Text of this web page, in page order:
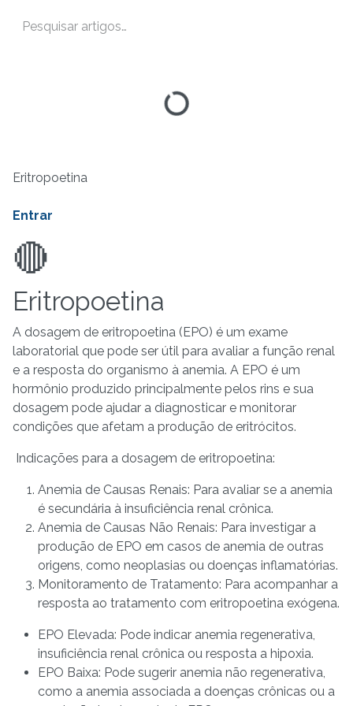
Eritropoetina
Entrar
🔴
Eritropoetina
A dosagem de eritropoetina (EPO) é um exame
laboratorial que pode ser útil para avaliar a função renal
e a resposta do organismo à anemia. A EPO é um
hormônio produzido principalmente pelos rins e sua
dosagem pode ajudar a diagnosticar e monitorar
condições que afetam a produção de eritrócitos.
Indicações para a dosagem de eritropoetina:
Anemia de Causas Renais: Para avaliar se a anemia
é secundária à insuficiência renal crônica.
Anemia de Causas Não Renais: Para investigar a
produção de EPO em casos de anemia de outras
origens, como neoplasias ou doenças inflamatórias.
Monitoramento de Tratamento: Para acompanhar a
resposta ao tratamento com eritropoetina exógena.
EPO Elevada: Pode indicar anemia regenerativa,
insuficiência renal crônica ou resposta a hipoxia.
EPO Baixa: Pode sugerir anemia não regenerativa,
como a anemia associada a doenças crônicas ou a